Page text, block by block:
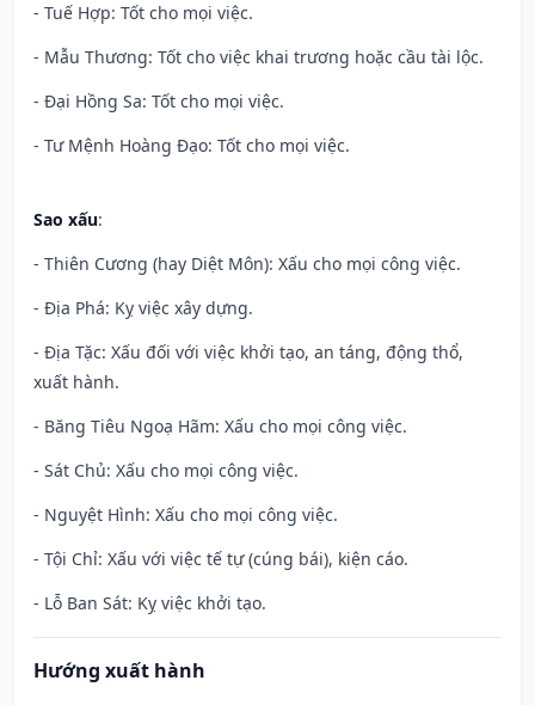
- Tuế Hợp: Tốt cho mọi việc.
- Mẫu Thương: Tốt cho việc khai trương hoặc cầu tài lộc.
- Đại Hồng Sa: Tốt cho mọi việc.
- Tư Mệnh Hoàng Đạo: Tốt cho mọi việc.
Sao xấu:
- Thiên Cương (hay Diệt Môn): Xấu cho mọi công việc.
- Địa Phá: Kỵ việc xây dựng.
- Địa Tặc: Xấu đối với việc khởi tạo, an táng, động thổ,
xuất hành.
- Băng Tiêu Ngoạ Hãm: Xấu cho mọi công việc.
- Sát Chủ: Xấu cho mọi công việc.
- Nguyệt Hình: Xấu cho mọi công việc.
- Tội Chỉ: Xấu với việc tế tự (cúng bái), kiện cáo.
- Lỗ Ban Sát: Kỵ việc khởi tạo.
Hướng xuất hành